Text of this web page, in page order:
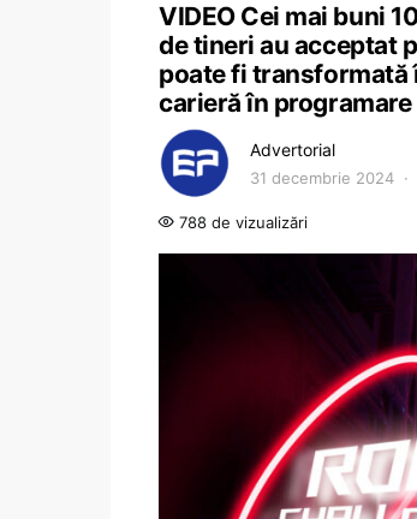
VIDEO Cei mai buni
de tineri au acceptat
poate fi transformată
carieră în programare
Advertorial
31 decembrie 2024
788 de vizualizări